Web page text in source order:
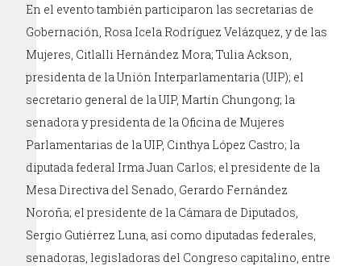
En el evento también participaron las secretarias de
Gobernación, Rosa Icela Rodríguez Velázquez, y de las
Mujeres, Citlalli Hernández Mora; Tulia Ackson,
presidenta de la Unión Interparlamentaria (UIP); el
secretario general de la UIP, Martín Chungong; la
senadora y presidenta de la Oficina de Mujeres
Parlamentarias de la UIP, Cinthya López Castro; la
diputada federal Irma Juan Carlos; el presidente de la
Mesa Directiva del Senado, Gerardo Fernández
Noroña; el presidente de la Cámara de Diputados,
Sergio Gutiérrez Luna, así como diputadas federales,
senadoras, legisladoras del Congreso capitalino, entre